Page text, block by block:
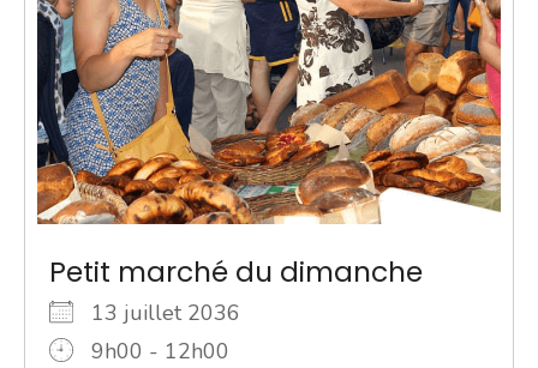
Petit marché du dimanche
13 juillet 2036
9h00 - 12h00